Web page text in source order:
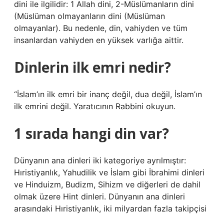
dini ile ilgilidir: 1 Allah dini, 2-Müslümanların dini
(Müslüman olmayanların dini (Müslüman
olmayanlar). Bu nedenle, din, vahiyden ve tüm
insanlardan vahiyden en yüksek varlığa aittir.
Dinlerin ilk emri nedir?
“İslam’ın ilk emri bir inanç değil, dua değil, İslam’ın
ilk emrini değil. Yaratıcının Rabbini okuyun.
1 sırada hangi din var?
Dünyanın ana dinleri iki kategoriye ayrılmıştır:
Hıristiyanlık, Yahudilik ve İslam gibi İbrahimi dinleri
ve Hinduizm, Budizm, Sihizm ve diğerleri de dahil
olmak üzere Hint dinleri. Dünyanın ana dinleri
arasındaki Hıristiyanlık, iki milyardan fazla takipçisi